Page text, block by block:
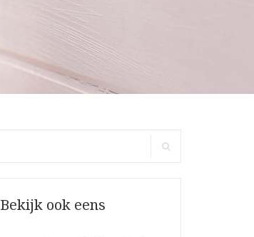
Bekijk ook eens